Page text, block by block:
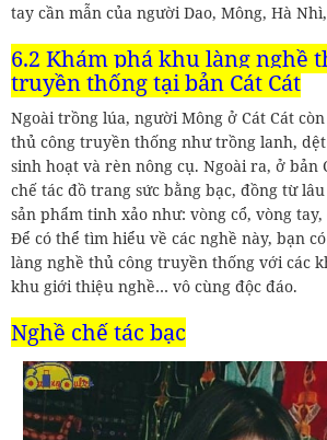
tay cần mẫn của người Dao, Mông, Hà
6.2 Khám phá khu làng nghề
truyền thống tại bản Cát Cát
Ngoài trồng lúa, người Mông ở Cát Cát
thủ công truyền thống như trồng lanh,
sinh hoạt và rèn nông cụ. Ngoài ra, ở bản
chế tác đồ trang sức bằng bạc, đồng từ
sản phẩm tinh xảo như: vòng cổ, vòng
Để có thể tìm hiểu về các nghề này, bạn
làng nghề thủ công truyền thống với các
khu giới thiệu nghề… vô cùng độc đáo.
Nghề chế tác bạc